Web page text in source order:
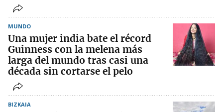
MUNDO
Una mujer india bate el récord
Guinness con la melena más
larga del mundo tras casi una
década sin cortarse el pelo
BIZKAIA